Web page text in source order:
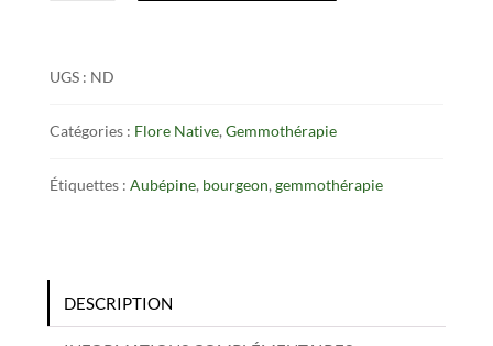
t
UGS : ND
Catégories : Flore Native, Gemmothérapie
Étiquettes : Aubépine, bourgeon, gemmothérapie
DESCRIPTION